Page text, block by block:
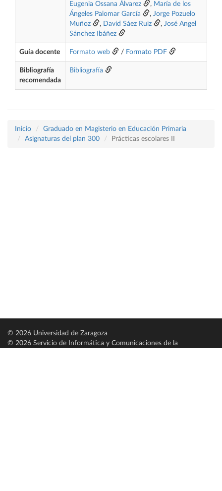
Eugenia Ossana Álvarez
, María de los
Ángeles Palomar García
, Jorge Pozuelo
Muñoz
, David Sáez Ruiz , José Angel
Sánchez Ibáñez
Guía docente Formato web / Formato PDF
Bibliografía
recomendada
Bibliografía
Inicio
Graduado en Magisterio en Educación Primaria
Asignaturas del plan 300
Prácticas escolares II
© 2026 Universidad de Zaragoza
© 2026 Servicio de Informática y Comunicaciones de la